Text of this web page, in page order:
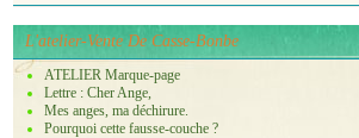
L'atelier-Vente De Casse-Bonbe
ATELIER Marque-page
Lettre : Cher Ange,
Mes anges, ma déchirure.
Pourquoi cette fausse-couche ?